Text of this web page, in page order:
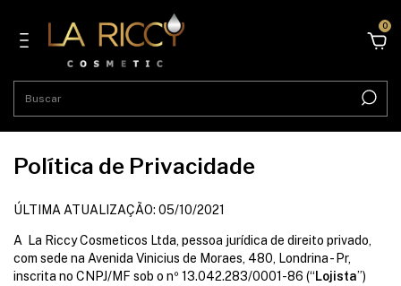
0
Política de Privacidade
ÚLTIMA ATUALIZAÇÃO: 05/10/2021
A La Riccy Cosmeticos Ltda, pessoa jurídica de direito privado,
com sede na Avenida Vinicius de Moraes, 480, Londrina - Pr,
inscrita no CNPJ/MF sob o nº 13.042.283/0001-86 (“Lojista”)